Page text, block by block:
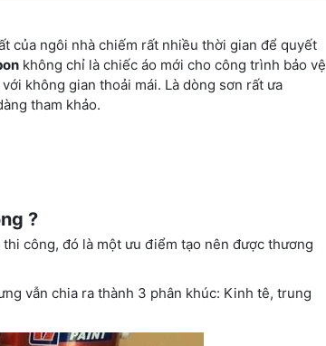
của ngôi nhà chiếm rất nhiều thời gian để quyết
không chỉ là chiếc áo mới cho công trình bảo vệ
không gian thoải mái. Là dòng sơn rất ưa
tham khảo.
?
công, đó là một ưu điểm tạo nên được thương
vẫn chia ra thành 3 phân khúc: Kinh tê, trung